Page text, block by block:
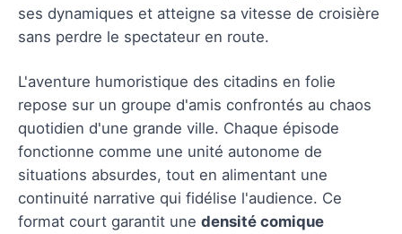
ses dynamiques et atteigne sa vitesse de croisière
sans perdre le spectateur en route.
L'aventure humoristique des citadins en folie
repose sur un groupe d'amis confrontés au chaos
quotidien d'une grande ville. Chaque épisode
fonctionne comme une unité autonome de
situations absurdes, tout en alimentant une
continuité narrative qui fidélise l'audience. Ce
format court garantit une densité comique